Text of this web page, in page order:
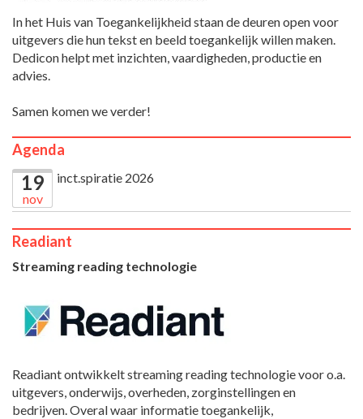
In het Huis van Toegankelijkheid staan de deuren open voor
uitgevers die hun tekst en beeld toegankelijk willen maken.
Dedicon helpt met inzichten, vaardigheden, productie en
advies.
Samen komen we verder!
Agenda
19
nov
inct.spiratie 2026
Readiant
Streaming reading technologie
Readiant ontwikkelt streaming reading technologie voor o.a.
uitgevers, onderwijs, overheden, zorginstellingen en
bedrijven. Overal waar informatie toegankelijk,